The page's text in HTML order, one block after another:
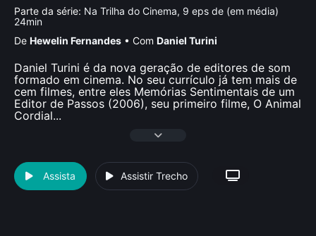
Parte da série: Na Trilha do Cinema, 9 eps de (em média)
24min
De Hewelin Fernandes • Com Daniel Turini
Daniel Turini é da nova geração de editores de som
formado em cinema. No seu currículo já tem mais de
cem filmes, entre eles Memórias Sentimentais de um
Editor de Passos (2006), seu primeiro filme, O Animal
Cordial...
Assista Assistir Trecho